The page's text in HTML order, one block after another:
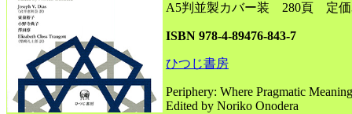
A5判並製カバー装 280頁 定価
ISBN 978-4-89476-843-7
ひつじ書房
Periphery: Where Pragmatic
Edited by Noriko Onodera